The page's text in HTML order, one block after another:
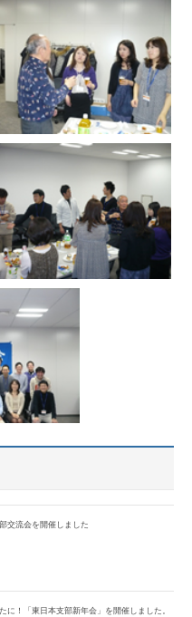
交流会を開催しました
に！「東日本支部新年会」を開催しました。